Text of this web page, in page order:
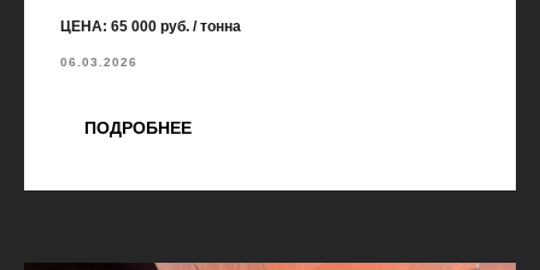
ЦЕНА: 65 000 руб. / тонна
06.03.2026
ПОДРОБНЕЕ